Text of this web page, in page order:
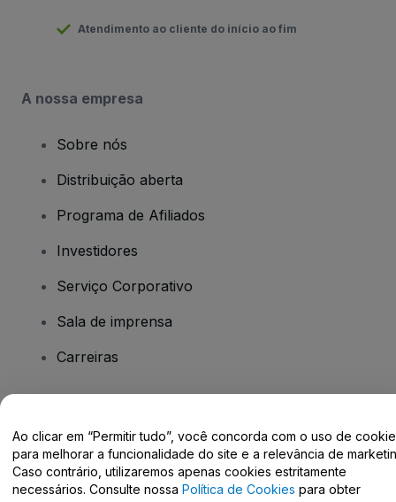
Atendimento ao cliente do início ao fim
A nossa empresa
Sobre nós
Distribuição aberta
Programa de Afiliados
Investidores
Serviço Corporativo
Sala de imprensa
Carreiras
Centro de Ajuda / Fale Conosco
Ao clicar em “Permitir tudo”, você concorda com o uso de
para melhorar a funcionalidade do site e a relevância de
Caso contrário, utilizaremos apenas cookies estritamente
necessários. Consulte nossa Política de Cookies para obter